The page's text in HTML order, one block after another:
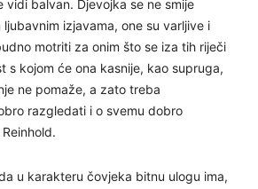
vidi balvan. Djevojka se ne smije
izjavama, one su varljive i
motriti za onim što se iza tih riječi
s kojom će ona kasnije, kao supruga,
ne pomaže, a zato treba
razgledati i o svemu dobro
u karakteru čovjeka bitnu ulogu ima,